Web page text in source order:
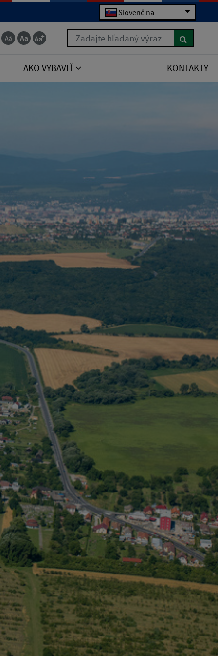
Slovenčina
Zadajte hľadaný výraz
AKO VYBAVIŤ KONTAKTY